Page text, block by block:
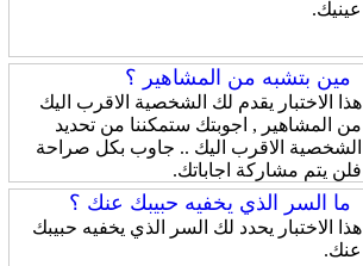
عينيك.
مين بتشبه من المشاهير ؟
هذا الاختبار يقدم لك الشخصية الاقرب اليك
من المشاهير , اجوبتك ستمكننا من تحديد
الشخصية الاقرب اليك .. جاوب بكل صراحة
فلن يتم مشاركة اجاباتك.
ما السر الذي يخفيه حبيبك عنك ؟
هذا الاختبار يحدد لك السر الذي يخفيه حبيبك
عنك.